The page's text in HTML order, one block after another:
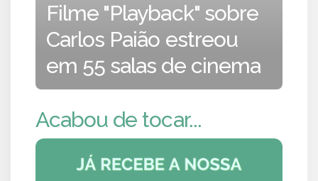
Filme "Playback" sobre
Carlos Paião estreou
em 55 salas de cinema
Acabou de tocar...